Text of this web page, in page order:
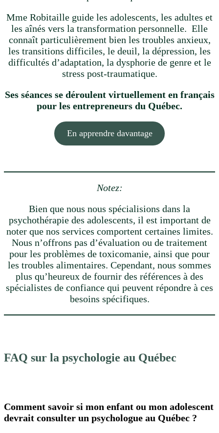
Mme Robitaille guide les adolescents, les adultes et
les aînés vers la transformation personnelle. Elle
connaît particulièrement bien les troubles anxieux,
les transitions difficiles, le deuil, la dépression, les
difficultés d’adaptation, la dysphorie de genre et le
stress post-traumatique.
Ses séances se déroulent virtuellement en français
pour les entrepreneurs du Québec.
En apprendre davantage
Notez:
Bien que nous nous spécialisions dans la
psychothérapie des adolescents, il est important de
noter que nos services comportent certaines limites.
Nous n’offrons pas d’évaluation ou de traitement
pour les problèmes de toxicomanie, ainsi que pour
les troubles alimentaires. Cependant, nous sommes
plus qu’heureux de fournir des références à des
spécialistes de confiance qui peuvent répondre à ces
besoins spécifiques.
FAQ sur la psychologie au Québec
Comment savoir si mon enfant ou mon adolescent
devrait consulter un psychologue au Québec ?